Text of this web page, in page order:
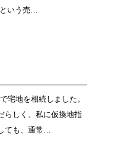
いう売…
宅地を相続しました。
らしく、私に仮換地指
ても、通常…